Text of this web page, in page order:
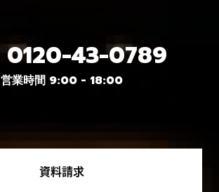
0120-43-0789
営業時間 9:00 - 18:00
資料請求